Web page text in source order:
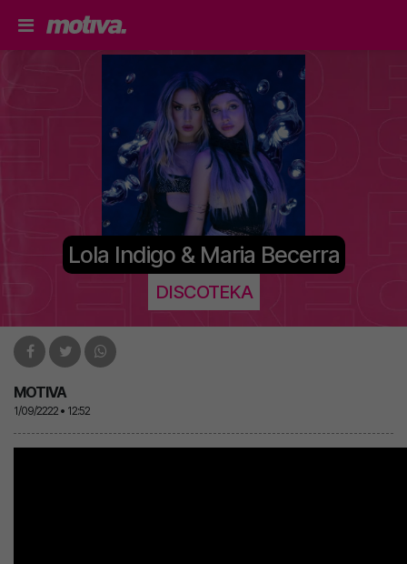
Lola Indigo & Maria Becerra
DISCOTEKA
MOTIVA
1/09/2222 • 12:52